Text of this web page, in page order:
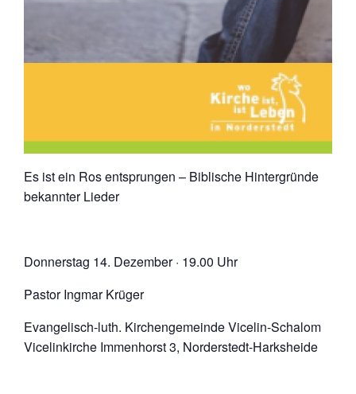
Es ist ein Ros entsprungen – Biblische Hintergründe
bekannter Lieder
Donnerstag 14. Dezember · 19.00 Uhr
Pastor Ingmar Krüger
Evangelisch-luth. Kirchengemeinde Vicelin-Schalom
Vicelinkirche Immenhorst 3, Norderstedt-Harksheide